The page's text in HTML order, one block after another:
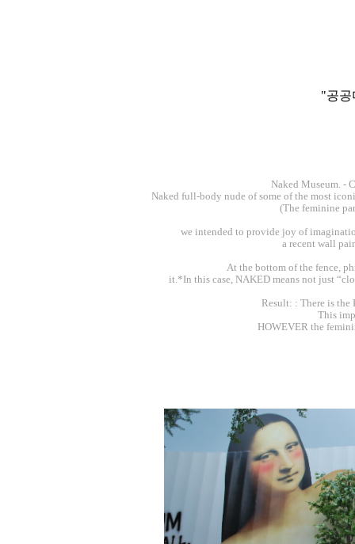
"공공
Naked Museum. -
Naked full-body nude of some of the most
(The feminine
we intended to provide joy of
a recent wall
At the bottom of the fence,
it.*In this case, NAKED means not just
Result: : There is the
This
HOWEVER the